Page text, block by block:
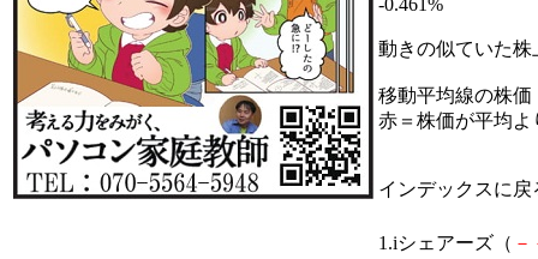
-0.461%
動きの似ていた
移動平均線の株価
赤＝株価が平均
インデックスに戻
1.iシェアーズ（ －